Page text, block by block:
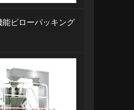
能ピローパッキング